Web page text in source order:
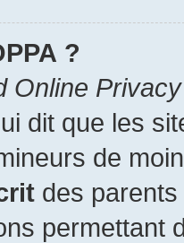
?
Online
dit que les
de
des parents
permettant